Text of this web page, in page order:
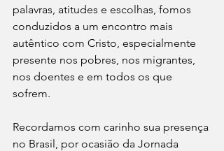
palavras, atitudes e escolhas, fomos
conduzidos a um encontro mais
autêntico com Cristo, especialmente
presente nos pobres, nos migrantes,
nos doentes e em todos os que
sofrem.
Recordamos com carinho sua presença
no Brasil, por ocasião da Jornada